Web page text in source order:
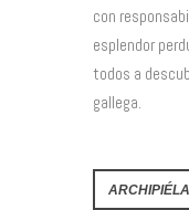
con
esplendor
todos a
gallega.